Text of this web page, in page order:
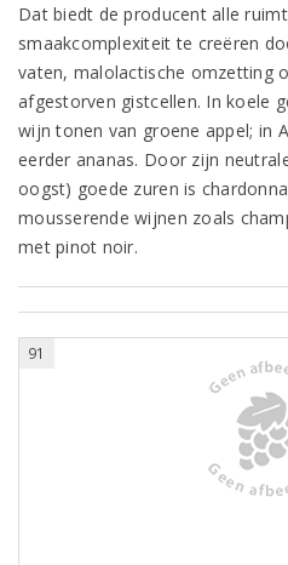
Dat biedt de producent alle
smaakcomplexiteit te creëren
vaten, malolactische omzetting
afgestorven gistcellen. In koele
wijn tonen van groene appel; in
eerder ananas. Door zijn
oogst) goede zuren is
mousserende wijnen zoals
met pinot noir.
91